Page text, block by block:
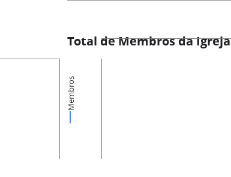
Total de Membros da Igreja
Membros